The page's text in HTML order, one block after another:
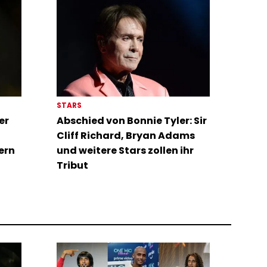
STARS
Abschied von Bonnie Tyler: Sir
Cliff Richard, Bryan Adams
und weitere Stars zollen ihr
Tribut